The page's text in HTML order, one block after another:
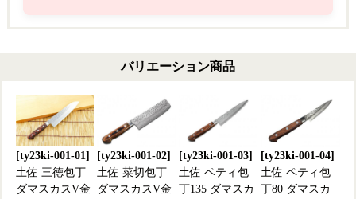
バリエーション商品
[ty23ki-001-01]
土佐 三徳包丁
ダマスカスV金
[ty23ki-001-02]
土佐 菜切包丁
ダマスカスV金
[ty23ki-001-03]
土佐 ペティ包
丁135 ダマスカ
[ty23ki-001-04]
土佐 ペティ包
丁80 ダマスカ